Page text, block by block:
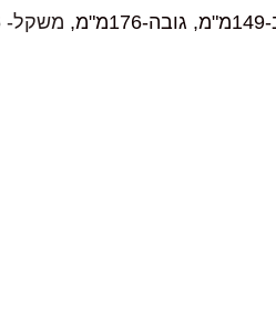
משקל- 16 ק"ג